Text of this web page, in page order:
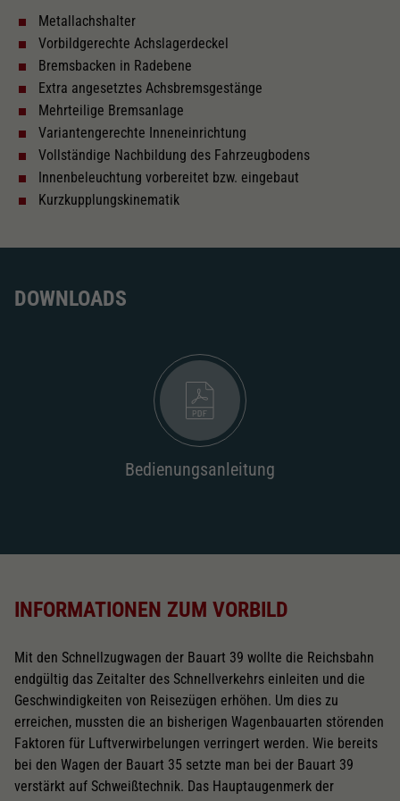
Innenbeleuchtung
Lötpunkte
Wechselstrom
250,7 Länger über Puffer in mm
Tauschsatz für Wechselstrom
Metallachshalter
Vorbildgerechte Achslagerdeckel
Bremsbacken in Radebene
Extra angesetztes Achsbremsgestänge
Mehrteilige Bremsanlage
Variantengerechte Inneneinrichtung
Vollständige Nachbildung des Fahrzeugbodens
Innenbeleuchtung vorbereitet bzw. eingebaut
Kurzkupplungskinematik
DOWNLOADS
Bedienungsanleitung
INFORMATIONEN ZUM VORBILD
Mit den Schnellzugwagen der Bauart 39 wollte die Reichsbahn
endgültig das Zeitalter des Schnellverkehrs einleiten und die
Geschwindigkeiten von Reisezügen erhöhen. Um dies zu
erreichen, mussten die an bisherigen Wagenbauarten störenden
Faktoren für Luftverwirbelungen verringert werden. Wie bereits
bei den Wagen der Bauart 35 setzte man bei der Bauart 39
verstärkt auf Schweißtechnik. Das Hauptaugenmerk der